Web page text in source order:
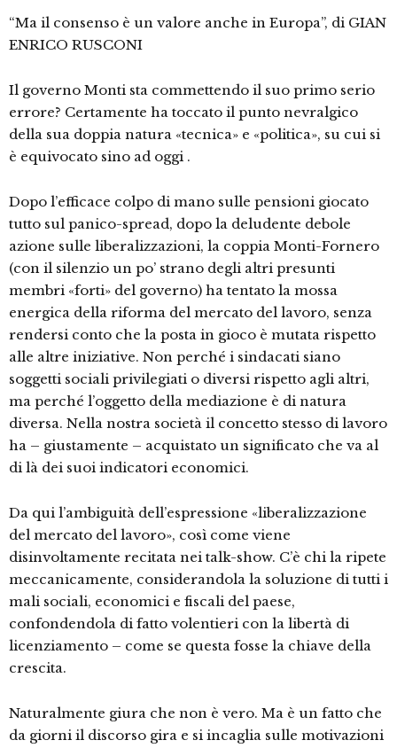
“Ma il consenso è un valore anche in Europa”, di GIAN
ENRICO RUSCONI
Il governo Monti sta commettendo il suo primo serio
errore? Certamente ha toccato il punto nevralgico
della sua doppia natura «tecnica» e «politica», su cui si
è equivocato sino ad oggi .
Dopo l’efficace colpo di mano sulle pensioni giocato
tutto sul panico-spread, dopo la deludente debole
azione sulle liberalizzazioni, la coppia Monti-Fornero
(con il silenzio un po’ strano degli altri presunti
membri «forti» del governo) ha tentato la mossa
energica della riforma del mercato del lavoro, senza
rendersi conto che la posta in gioco è mutata rispetto
alle altre iniziative. Non perché i sindacati siano
soggetti sociali privilegiati o diversi rispetto agli altri,
ma perché l’oggetto della mediazione è di natura
diversa. Nella nostra società il concetto stesso di lavoro
ha – giustamente – acquistato un significato che va al
di là dei suoi indicatori economici.
Da qui l’ambiguità dell’espressione «liberalizzazione
del mercato del lavoro», così come viene
disinvoltamente recitata nei talk-show. C’è chi la ripete
meccanicamente, considerandola la soluzione di tutti i
mali sociali, economici e fiscali del paese,
confondendola di fatto volentieri con la libertà di
licenziamento – come se questa fosse la chiave della
crescita.
Naturalmente giura che non è vero. Ma è un fatto che
da giorni il discorso gira e si incaglia sulle motivazioni